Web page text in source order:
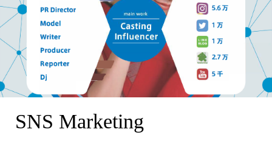
SNS Marketing
SNS Marketing